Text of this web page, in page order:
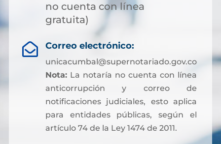
no cuenta con línea
gratuita)
 Correo electrónico:
unicacumbal@supernotariado.gov.co
Nota:La notaría no cuenta con línea
anticorrupción y correo de
notificaciones judiciales, esto aplica
para entidades públicas, según el
artículo 74 de la Ley 1474 de 2011.